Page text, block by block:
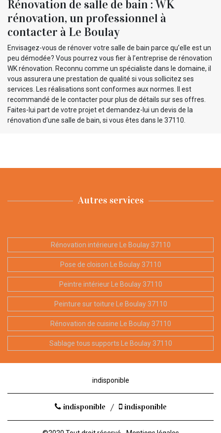
Rénovation de salle de bain : WK
rénovation, un professionnel à
contacter à Le Boulay
Envisagez-vous de rénover votre salle de bain parce qu’elle est un
peu démodée? Vous pourrez vous fier à l’entreprise de rénovation
WK rénovation. Reconnu comme un spécialiste dans le domaine, il
vous assurera une prestation de qualité si vous sollicitez ses
services. Les réalisations sont conformes aux normes. Il est
recommandé de le contacter pour plus de détails sur ses offres.
Faites-lui part de votre projet et demandez-lui un devis de la
rénovation d’une salle de bain, si vous êtes dans le 37110.
Autres services
Rénovation intérieure Le Boulay 37110
Pose de cloison Le Boulay 37110
Peintre intérieur Le Boulay 37110
Peinture sur toiture Le Boulay 37110
Rénovation de cuisine Le Boulay 37110
Sablage tous supports Le Boulay 37110
indisponible
indisponible / indisponible